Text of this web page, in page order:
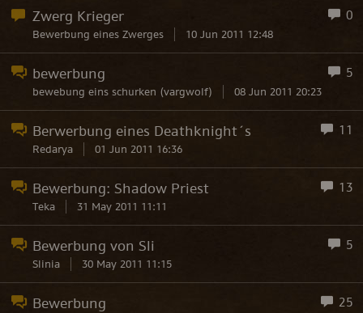
Zwerg Krieger 0
Bewerbung eines Zwerges 10 Jun 2011 12:48
bewerbung 5
bewebung eins schurken (vargwolf) 08 Jun 2011 20:23
Berwerbung eines Deathknight´s 11
Redarya 01 Jun 2011 16:36
Bewerbung: Shadow Priest 13
Teka 31 May 2011 11:11
Bewerbung von Sli 5
Slinia 30 May 2011 11:15
Bewerbung 25